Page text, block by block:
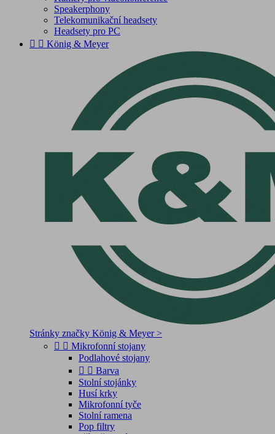
Speakerphony
Telekomunikační headsety
Headsety pro PC
  König & Meyer
Stránky značky König & Meyer >
  Mikrofonní stojany
Podlahové stojany
  Barva
Stolní stojánky
Husí krky
Mikrofonní tyče
Stolní ramena
Pop filtry